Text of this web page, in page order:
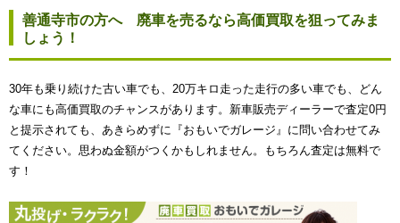
善通寺市の方へ 廃車を売るなら高価買取を狙ってみま
しょう！
30年も乗り続けた古い車でも、20万キロ走った走行の多い車でも、どん
な車にも高価買取のチャンスがあります。新車販売ディーラーで査定0円
と提示されても、あきらめずに『おもいでガレージ』に問い合わせてみ
てください。思わぬ金額がつくかもしれません。もちろん査定は無料で
す！